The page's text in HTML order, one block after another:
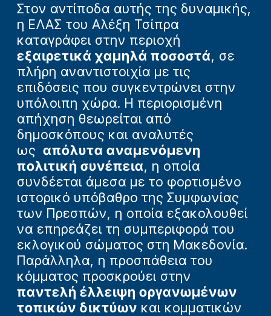
Στον αντίποδα αυτής της δυναμικής,
η ΕΛΑΣ του Αλέξη Τσίπρα
καταγράφει στην περιοχή
εξαιρετικά χαμηλά ποσοστά, σε
πλήρη αναντιστοιχία με τις
επιδόσεις που συγκεντρώνει στην
υπόλοιπη χώρα. Η περιορισμένη
απήχηση θεωρείται από
δημοσκόπους και αναλυτές
ως απόλυτα αναμενόμενη
πολιτική συνέπεια, η οποία
συνδέεται άμεσα με το φορτισμένο
ιστορικό υπόβαθρο της Συμφωνίας
των Πρεσπών, η οποία εξακολουθεί
να επηρεάζει τη συμπεριφορά του
εκλογικού σώματος στη Μακεδονία.
Παράλληλα, η προσπάθεια του
κόμματος προσκρούει στην
παντελή έλλειψη οργανωμένων
τοπικών δικτύων και κομματικών